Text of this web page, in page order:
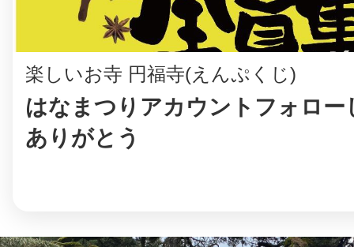
楽しいお寺 円福寺(えんぷくじ)
はなまつりアカウントフォロー
ありがとう